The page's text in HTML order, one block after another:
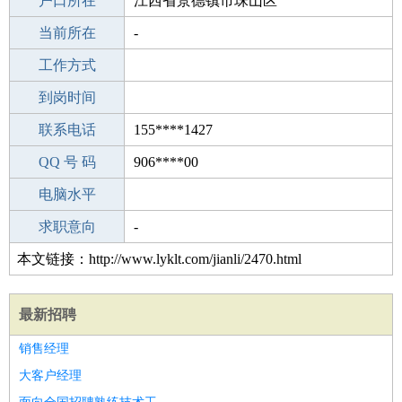
所学专业 -
当前所在 -
工作经验
工作方式
驾 照
到岗时间
期望月薪
联系电话 155****1427
手机号码 155****1427
QQ 号 码 906****00
微信号码
电脑水平
外语水平
求职意向 -
本文链接：http://www.lyklt.com/jianli/2470.html
最新招聘
销售经理
大客户经理